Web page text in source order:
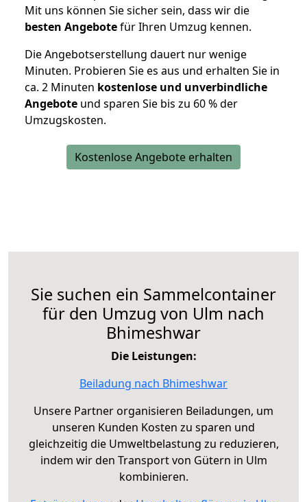
Mit uns können Sie sicher sein, dass wir die
besten Angebotefür Ihren Umzug kennen.
Die Angebotserstellung dauert nur wenige
Minuten. Probieren Sie es aus und erhalten Sie in
ca. 2 Minuten kostenlose und unverbindliche
Angebote und sparen Sie bis zu 60 % der
Umzugskosten.
Kostenlose Angebote erhalten
Sie suchen ein Sammelcontainer
für den Umzug von Ulm nach
Bhimeshwar
Die Leistungen:
Beiladung nach Bhimeshwar
Unsere Partner organisieren Beiladungen, um
unseren Kunden Kosten zu sparen und
gleichzeitig die Umweltbelastung zu reduzieren,
indem wir den Transport von Gütern in Ulm
kombinieren.